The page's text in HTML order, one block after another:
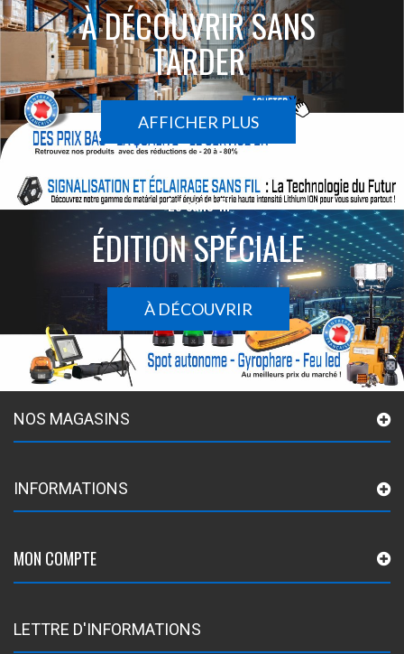
À DÉCOUVRIR SANS
TARDER
AFFICHER PLUS
Le sans-fil
ÉDITION SPÉCIALE
À DÉCOUVRIR
NOS MAGASINS
INFORMATIONS
MON COMPTE
LETTRE D'INFORMATIONS